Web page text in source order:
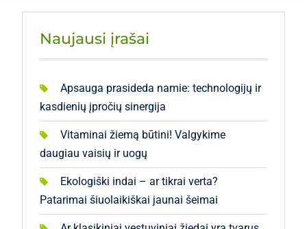
Naujausi įrašai
Apsauga prasideda namie: technologijų ir
kasdienių įpročių sinergija
Vitaminai žiemą būtini! Valgykime
daugiau vaisių ir uogų
Ekologiški indai – ar tikrai verta?
Patarimai šiuolaikiškai jaunai šeimai